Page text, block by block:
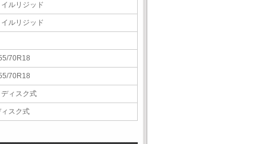
ルリジッド
ルリジッド
70R18
70R18
ィスク式
スク式